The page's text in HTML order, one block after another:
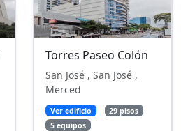
Torres Paseo Colón
San José , San José ,
Merced
Ver edificio
29 pisos
5 equipos